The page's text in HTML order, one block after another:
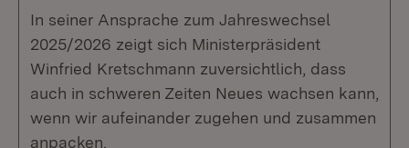
In seiner Ansprache zum Jahreswechsel
2025/2026 zeigt sich Ministerpräsident
Winfried Kretschmann zuversichtlich, dass
auch in schweren Zeiten Neues wachsen kann,
wenn wir aufeinander zugehen und zusammen
anpacken.